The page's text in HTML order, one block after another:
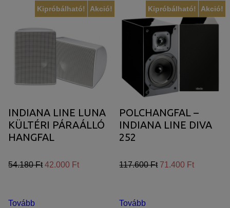
Akció!
Kipróbálható!
INDIANA LINE LUNA
KÜLTÉRI PÁRAÁLLÓ
HANGFAL
54.180 Ft 42.000 Ft
Tovább
Akció!
Kipróbálható!
POLCHANGFAL –
INDIANA LINE DIVA
252
117.600 Ft 71.400 Ft
Tovább
MADVR